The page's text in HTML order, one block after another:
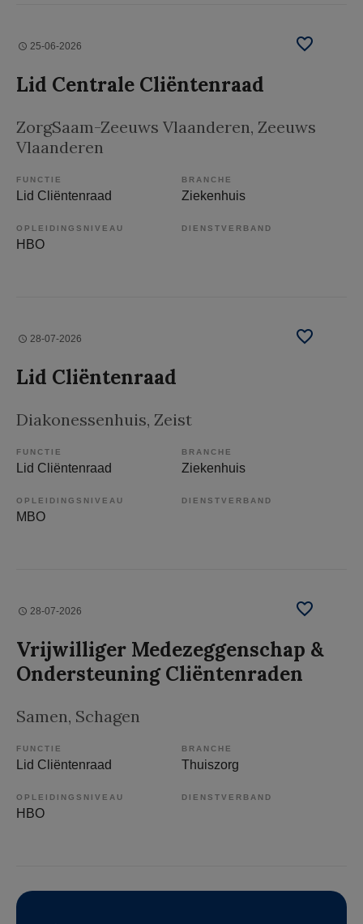
25-06-2026
Lid Centrale Cliëntenraad
ZorgSaam-Zeeuws Vlaanderen, Zeeuws
Vlaanderen
FUNCTIE
Lid Cliëntenraad
BRANCHE
Ziekenhuis
OPLEIDINGSNIVEAU
HBO
DIENSTVERBAND
28-07-2026
Lid Cliëntenraad
Diakonessenhuis, Zeist
FUNCTIE
Lid Cliëntenraad
BRANCHE
Ziekenhuis
OPLEIDINGSNIVEAU
MBO
DIENSTVERBAND
28-07-2026
Vrijwilliger Medezeggenschap &
Ondersteuning Cliëntenraden
Samen, Schagen
FUNCTIE
Lid Cliëntenraad
BRANCHE
Thuiszorg
OPLEIDINGSNIVEAU
HBO
DIENSTVERBAND